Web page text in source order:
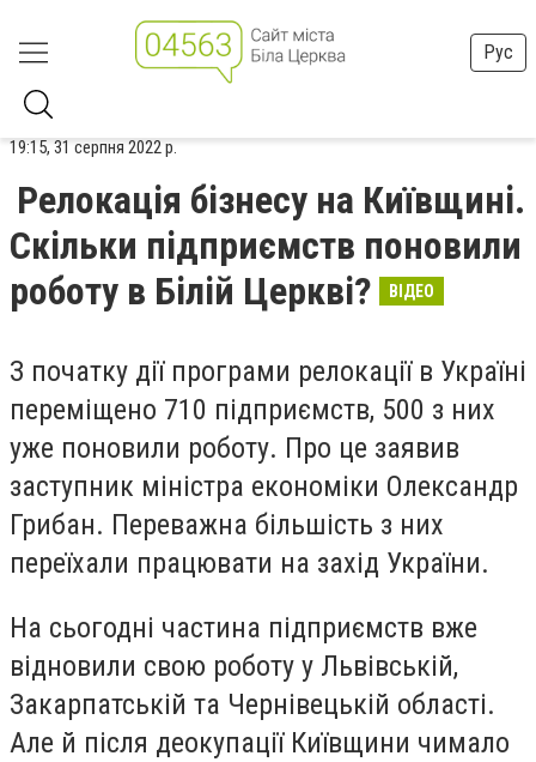
Рус
19:15, 31 серпня 2022 р.
Релокація бізнесу на Київщині.
Скільки підприємств поновили
роботу в Білій Церкві?
ВІДЕО
З початку дії програми релокаціїв Україні
переміщено 710 підприємств, 500 з них
уже поновили роботу. Про це заявив
заступник міністра економіки Олександр
Грибан. Переважна більшість з них
переїхали працювати на захід України.
На сьогодні частина підприємств вже
відновили свою роботу у Львівській,
Закарпатській та Чернівецькій області.
Але й після деокупації Київщини чимало